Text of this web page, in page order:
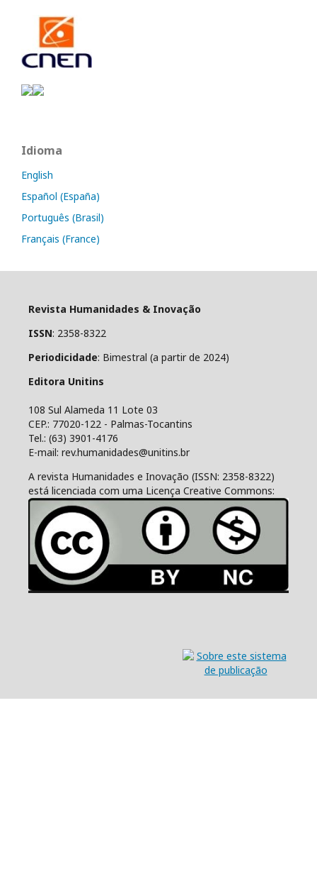
Idioma
English
Español (España)
Português (Brasil)
Français (France)
Revista Humanidades & Inovação
ISSN: 2358-8322
Periodicidade: Bimestral (a partir de 2024)
Editora Unitins
108 Sul Alameda 11 Lote 03
CEP.: 77020-122 - Palmas-Tocantins
Tel.: (63) 3901-4176
E-mail: rev.humanidades@unitins.br
A revista Humanidades e Inovação (ISSN: 2358-8322)
está licenciada com uma Licença Creative Commons: